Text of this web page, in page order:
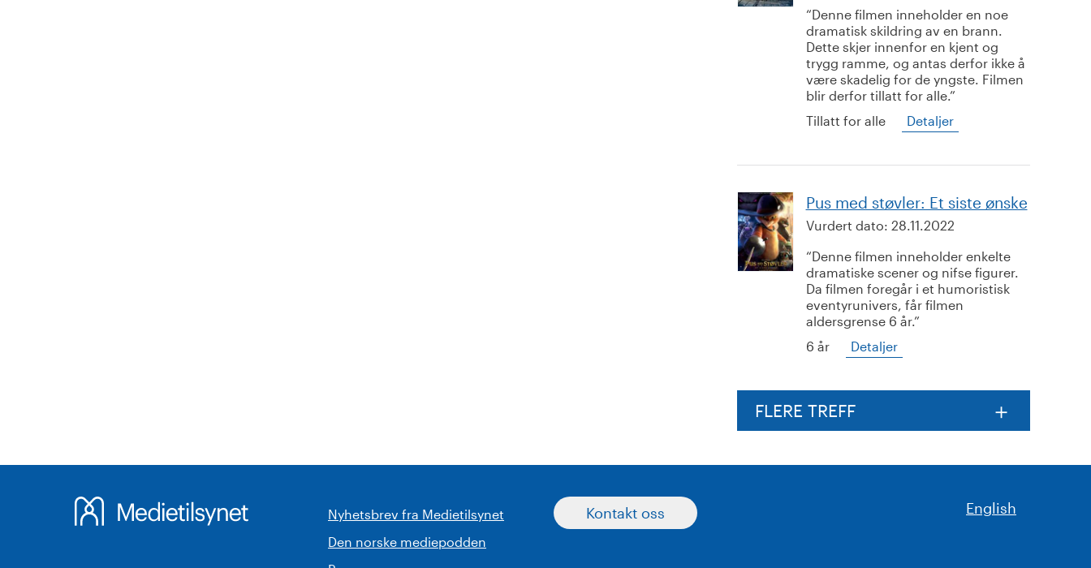
Denne filmen inneholder en noe
dramatisk skildring av en brann.
Dette skjer innenfor en kjent og
trygg ramme, og antas derfor ikke å
være skadelig for de yngste. Filmen
blir derfor tillatt for alle.
Tillatt for alle
Detaljer
Pus med støvler: Et siste ønske
Vurdert dato: 28.11.2022
Denne filmen inneholder enkelte
dramatiske scener og nifse figurer.
Da filmen foregår i et humoristisk
eventyrunivers, får filmen
aldersgrense 6 år.
6 år
Detaljer
FLERE TREFF
Nyhetsbrev fra Medietilsynet
Den norske mediepodden
Kontakt oss English